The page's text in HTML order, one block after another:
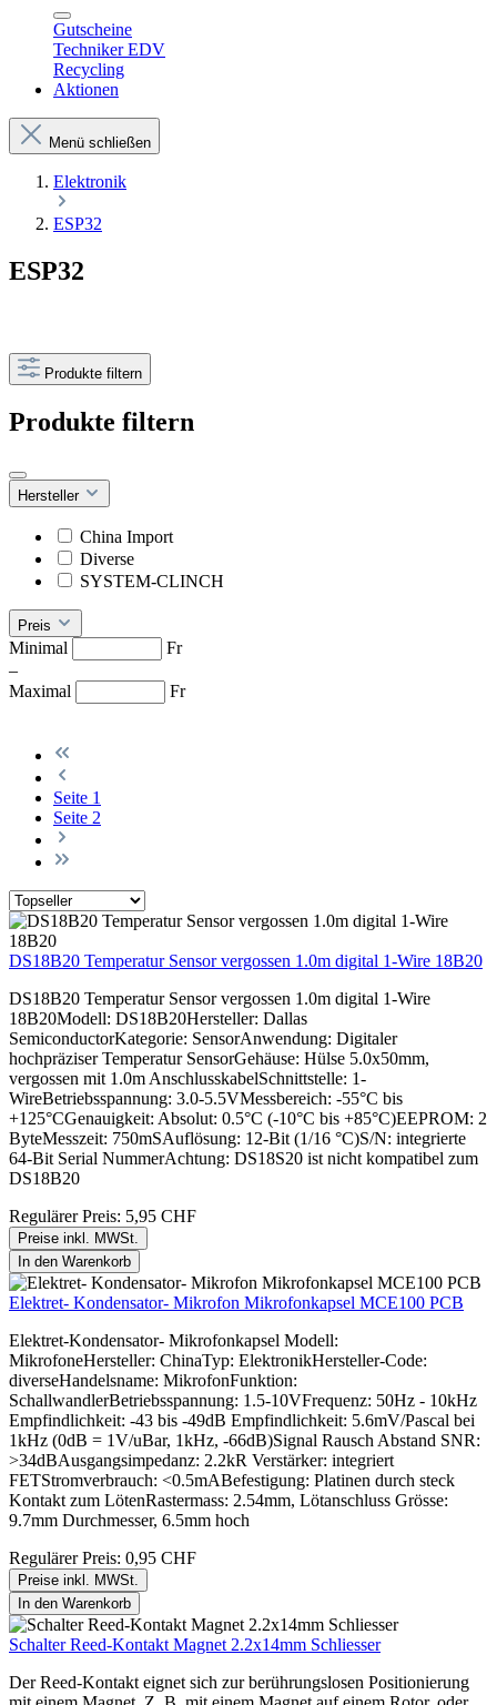
Gutscheine
Techniker EDV
Recycling
Aktionen
Menü schließen
Elektronik
ESP32
ESP32
Produkte filtern
Produkte filtern
Hersteller
China Import
Diverse
SYSTEM-CLINCH
Preis
Minimal
Fr
–
Maximal
Fr
Seite 1
Seite 2
DS18B20 Temperatur Sensor vergossen 1.0m digital 1-Wire 18B20
DS18B20 Temperatur Sensor vergossen 1.0m digital 1-Wire
18B20Modell: DS18B20Hersteller: Dallas
SemiconductorKategorie: SensorAnwendung: Digitaler
hochpräziser Temperatur SensorGehäuse: Hülse 5.0x50mm,
vergossen mit 1.0m AnschlusskabelSchnittstelle: 1-
WireBetriebsspannung: 3.0-5.5VMessbereich: -55°C bis
+125°CGenauigkeit: Absolut: 0.5°C (-10°C bis +85°C)EEPROM: 2
ByteMesszeit: 750mSAuflösung: 12-Bit (1/16 °C)S/N: integrierte
64-Bit Serial NummerAchtung: DS18S20 ist nicht kompatibel zum
DS18B20
Regulärer Preis: 5,95 CHF
Preise inkl. MWSt.
In den Warenkorb
Elektret- Kondensator- Mikrofon Mikrofonkapsel MCE100 PCB
Elektret-Kondensator- Mikrofonkapsel Modell:
MikrofoneHersteller: ChinaTyp: ElektronikHersteller-Code:
diverseHandelsname: MikrofonFunktion:
SchallwandlerBetriebsspannung: 1.5-10VFrequenz: 50Hz - 10kHz
Empfindlichkeit: -43 bis -49dB Empfindlichkeit: 5.6mV/Pascal bei
1kHz (0dB = 1V/uBar, 1kHz, -66dB)Signal Rausch Abstand SNR:
>34dBAusgangsimpedanz: 2.2kR Verstärker: integriert
FETStromverbrauch: <0.5mABefestigung: Platinen durch steck
Kontakt zum LötenRastermass: 2.54mm, Lötanschluss Grösse:
9.7mm Durchmesser, 6.5mm hoch
Regulärer Preis: 0,95 CHF
Preise inkl. MWSt.
In den Warenkorb
Schalter Reed-Kontakt Magnet 2.2x14mm Schliesser
Der Reed-Kontakt eignet sich zur berührungslosen Positionierung